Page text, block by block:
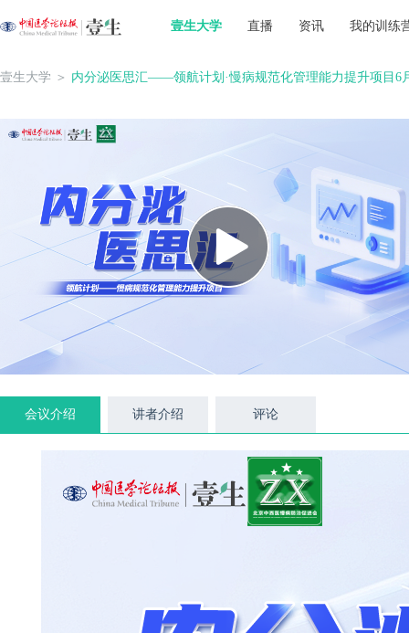
壹生大学 直播 资讯 我的训练
壹生大学 ＞ 内分泌医思汇——领航计划·慢病规范化管理能力提升项目6
会议介绍 讲者介绍 评论